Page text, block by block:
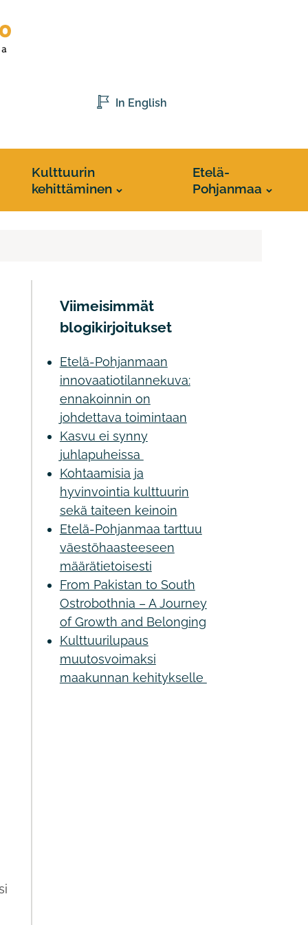
In English
Kulttuurin
kehittäminen
Etelä-
Pohjanmaa
Viimeisimmät
blogikirjoitukset
Etelä-Pohjanmaan
innovaatiotilannekuva:
ennakoinnin on
johdettava toimintaan
Kasvu ei synny
juhlapuheissa
Kohtaamisia ja
hyvinvointia kulttuurin
sekä taiteen keinoin
Etelä-Pohjanmaa tarttuu
väestöhaasteeseen
määrätietoisesti
From Pakistan to South
Ostrobothnia – A Journey
of Growth and Belonging
Kulttuurilupaus
muutosvoimaksi
maakunnan kehitykselle